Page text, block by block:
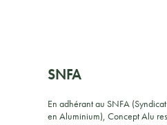
SNFA
En adhérant au SNFA
en Aluminium), Concept Alu